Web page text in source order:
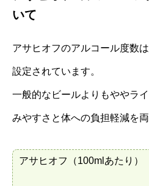
いて
アサヒオフのアルコール度数
設定されています。
一般的なビールよりもややラ
みやすさと体への負担軽減を両
アサヒオフ（100mlあたり）